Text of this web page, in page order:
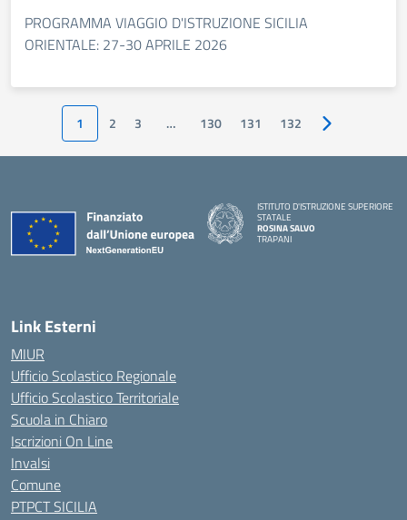
PROGRAMMA VIAGGIO D'ISTRUZIONE SICILIA
ORIENTALE: 27-30 APRILE 2026
1 2 3 … 130 131 132 Pagina
ISTITUTO D'ISTRUZIONE SUPERIORE
STATALE
ROSINA SALVO
TRAPANI
Link Esterni
MIUR
Ufficio Scolastico Regionale
Ufficio Scolastico Territoriale
Scuola in Chiaro
Iscrizioni On Line
Invalsi
Comune
PTPCT SICILIA